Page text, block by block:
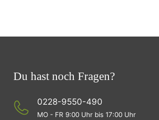
Du hast noch Fragen?
0228-9550-490
MO - FR 9:00 Uhr bis 17:00 Uhr